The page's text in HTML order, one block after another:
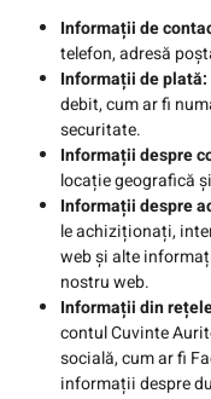
Informații de
telefon, adresă
Informații de plată:
debit, cum ar fi
securitate.
Informații despre
locație geografică
Informații despre
le achiziționați,
web și alte
nostru web.
Informații din
contul Cuvinte
socială, cum ar fi
informații despre